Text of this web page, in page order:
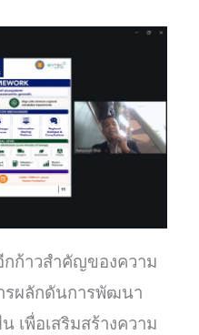
ก้าวสำคัญของความ
รผลักดันการพัฒนา
เพื่อเสริมสร้างความ